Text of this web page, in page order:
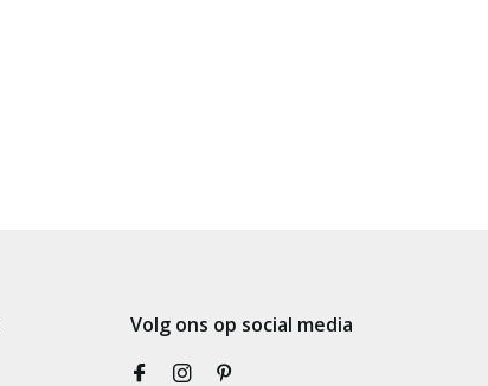
Volg ons op social media